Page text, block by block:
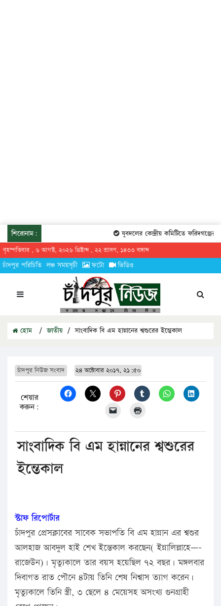
শিরোনাম: যুবদলের কেন্দ্রীয় কমিটিতে ফরিদগঞ্জের
বৃহস্পতিবার , ৬ আগস্ট, ২০২৬ খ্রিষ্টাব্দ , ২২ শ্রাবণ, ১৪৩৩ বঙ্গাব্দ
চাঁদপুর পরিচিতি লঞ্চ সময়সূচী ফটো ভিডিও
হোম / জাতীয় / সাংবাদিক বি এম হান্নানের শ্বশুরের ইন্তেকাল
চাঁদপুর নিউজ সংবাদ ২৪ অক্টোবার ২০১৭, ২১:৫০
শেয়ার
করুন:
সাংবাদিক বি এম হান্নানের শ্বশুরের
ইন্তেকাল
স্টাফ রিপোর্টার
চাঁদপুর প্রেসক্লাবের সাবেক সভাপতি বি এম হান্নান এর শ্বশুর
আলহাজ আবদুল হাই শেখ ইন্তেকাল করছেন( ইন্নালিল্লাহে—-
রাজেউন)। মৃত্যুকালে তার বয়স হয়েছিল ৭২ বছর। মঙ্গলবার
দিবাগত রাত পৌনে ৪টায় তিনি শেষ নিশ্বাস ত্যাগ করেন।
মৃত্যুকালে তিনি স্ত্রী, ৩ ছেলে ৪ মেয়েসহ অসংখ্য গুনগ্রাহী